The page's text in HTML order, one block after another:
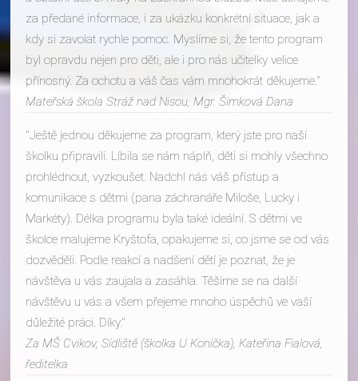
za předané informace, i za ukázku konkrétní situace, jak a
kdy si zavolat rychle pomoc. Myslíme si, že tento program
byl opravdu nejen pro děti, ale i pro nás učitelky velice
přínosný. Za ochotu a váš čas vám mnohokrát děkujeme.
Mateřská škola Stráž nad Nisou, Mgr. Šimková Dana
Ještě jednou děkujeme za program, který jste pro naší
školku připravili. Líbila se nám náplň, děti si mohly všechno
prohlédnout, vyzkoušet. Nadchl nás váš přístup a
komunikace s dětmi (pana záchranáře Miloše, Lucky i
Markéty). Délka programu byla také ideální. S dětmi ve
školce malujeme Kryštofa, opakujeme si, co jsme se od vás
dozvěděli. Podle reakcí a nadšení dětí je poznat, že je
návštěva u vás zaujala a zasáhla. Těšíme se na další
návštěvu u vás a všem přejeme mnoho úspěchů ve vaší
důležité práci. Díky.
Za MŠ Cvikov, Sídliště (školka U Koníčka), Kateřina Fialová,
ředitelka